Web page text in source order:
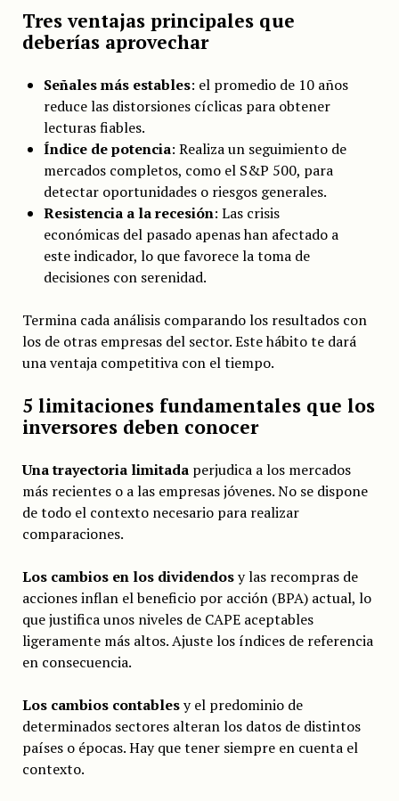
Tres ventajas principales que
deberías aprovechar
Señales más estables: el promedio de 10 años
reduce las distorsiones cíclicas para obtener
lecturas fiables.
Índice de potencia: Realiza un seguimiento de
mercados completos, como el S&P 500, para
detectar oportunidades o riesgos generales.
Resistencia a la recesión: Las crisis
económicas del pasado apenas han afectado a
este indicador, lo que favorece la toma de
decisiones con serenidad.
Termina cada análisis comparando los resultados con
los de otras empresas del sector. Este hábito te dará
una ventaja competitiva con el tiempo.
5 limitaciones fundamentales que los
inversores deben conocer
Una trayectoria limitadaperjudica a los mercados
más recientes o a las empresas jóvenes. No se dispone
de todo el contexto necesario para realizar
comparaciones.
Los cambios en los dividendosy las recompras de
acciones inflan el beneficio por acción (BPA) actual, lo
que justifica unos niveles de CAPE aceptables
ligeramente más altos. Ajuste los índices de referencia
en consecuencia.
Los cambios contablesy el predominio de
determinados sectores alteran los datos de distintos
países o épocas. Hay que tener siempre en cuenta el
contexto.